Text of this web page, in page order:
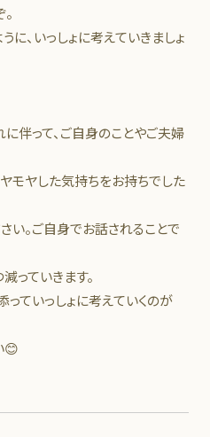
に、いっしょに考えていきましょ
伴って、ご自身のことやご夫婦
モヤした気持ちをお持ちでした
い。ご自身でお話されることで
っていきます。
ていっしょに考えていくのが
😊